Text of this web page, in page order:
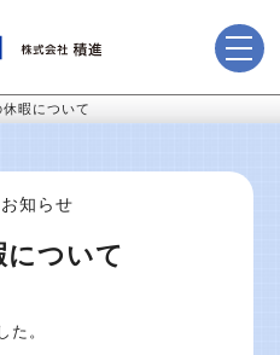
暇について
お知らせ
について
た。